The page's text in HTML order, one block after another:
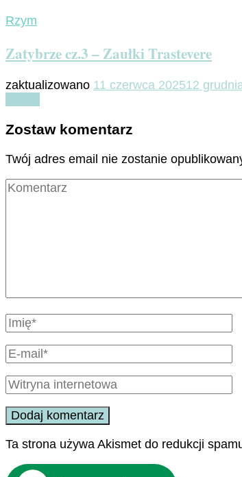
Rzym
Zatybrze cz.3 – Zaułki Trastevere
zaktualizowano 11 czerwca 202512
Zostaw komentarz
Twój adres email nie zostanie
Ta strona używa Akismet do redukcji